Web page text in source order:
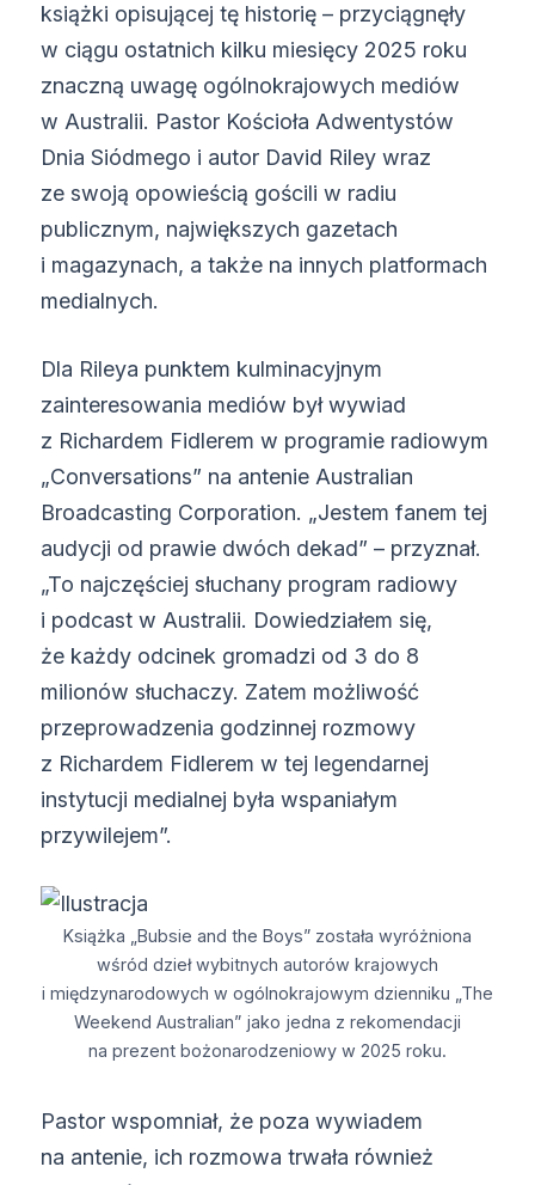
książki opisującej tę historię – przyciągnęły
w ciągu ostatnich kilku miesięcy 2025 roku
znaczną uwagę ogólnokrajowych mediów
w Australii. Pastor Kościoła Adwentystów
Dnia Siódmego i autor David Riley wraz
ze swoją opowieścią gościli w radiu
publicznym, największych gazetach
i magazynach, a także na innych platformach
medialnych.
Dla Rileya punktem kulminacyjnym
zainteresowania mediów był wywiad
z Richardem Fidlerem w programie radiowym
„Conversations” na antenie Australian
Broadcasting Corporation. „Jestem fanem tej
audycji od prawie dwóch dekad” – przyznał.
„To najczęściej słuchany program radiowy
i podcast w Australii. Dowiedziałem się,
że każdy odcinek gromadzi od 3 do 8
milionów słuchaczy. Zatem możliwość
przeprowadzenia godzinnej rozmowy
z Richardem Fidlerem w tej legendarnej
instytucji medialnej była wspaniałym
przywilejem”.
Książka „Bubsie and the Boys” została wyróżniona
wśród dzieł wybitnych autorów krajowych
i międzynarodowych w ogólnokrajowym dzienniku „The
Weekend Australian” jako jedna z rekomendacji
na prezent bożonarodzeniowy w 2025 roku.
Pastor wspomniał, że poza wywiadem
na antenie, ich rozmowa trwała również